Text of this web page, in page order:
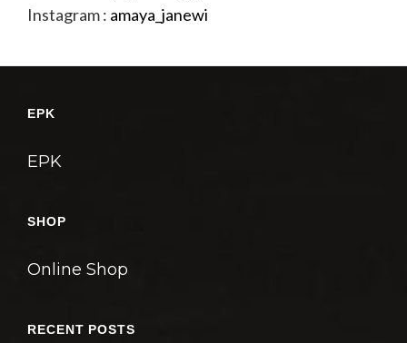
Instagram : amaya_janewi
EPK
EPK
SHOP
Online Shop
RECENT POSTS